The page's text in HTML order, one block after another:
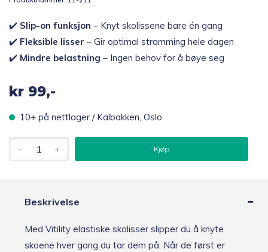
✔️ Slip-on funksjon – Knyt skolissene bare én gang
✔️ Fleksible lisser – Gir optimal stramming hele dagen
✔️ Mindre belastning – Ingen behov for å bøye seg
kr 99,-
10+ på nettlager / Kalbakken, Oslo
Elastiske
skolisser,
antall
Kjøp
Beskrivelse
Med Vitility elastiske skolisser slipper du å knyte
skoene hver gang du tar dem på. Når de først er